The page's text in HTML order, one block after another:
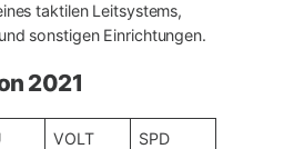
taktilen Leitsystems,
sonstigen Einrichtungen.
2021
VOLT SPD